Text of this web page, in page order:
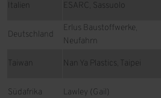
Italien ESARC, Sassuolo
Deutschland
Erlus Baustoffwerke,
Neufahrn
Taiwan Nan Ya Plastics, Taipei
Südafrika Lawley (Gail)